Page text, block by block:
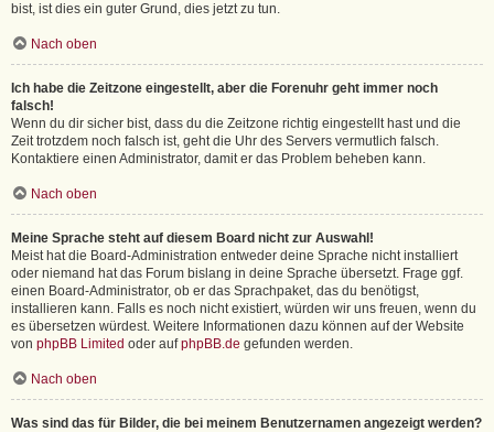
bist, ist dies ein guter Grund, dies jetzt zu tun.
Nach oben
Ich habe die Zeitzone eingestellt, aber die Forenuhr geht immer noch
falsch!
Wenn du dir sicher bist, dass du die Zeitzone richtig eingestellt hast und die
Zeit trotzdem noch falsch ist, geht die Uhr des Servers vermutlich falsch.
Kontaktiere einen Administrator, damit er das Problem beheben kann.
Nach oben
Meine Sprache steht auf diesem Board nicht zur Auswahl!
Meist hat die Board-Administration entweder deine Sprache nicht installiert
oder niemand hat das Forum bislang in deine Sprache übersetzt. Frage ggf.
einen Board-Administrator, ob er das Sprachpaket, das du benötigst,
installieren kann. Falls es noch nicht existiert, würden wir uns freuen, wenn du
es übersetzen würdest. Weitere Informationen dazu können auf der Website
von phpBB Limited oder aufphpBB.de gefunden werden.
Nach oben
Was sind das für Bilder, die bei meinem Benutzernamen angezeigt werden?